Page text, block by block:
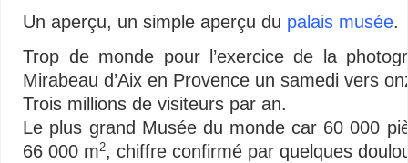
Un aperçu, un simple aperçu du palais musée.
Trop de monde pour l’exercice de la
Mirabeau d’Aix en Provence un samedi vers
Trois millions de visiteurs par an.
Le plus grand Musée du monde car 60 000
66 000 m2, chiffre confirmé par quelques